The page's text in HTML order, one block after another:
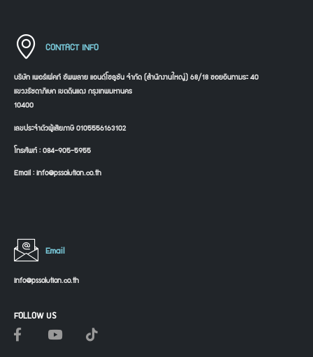
CONTACT INFO
บริษัท เพอร์เฟคท์ ซัพพลาย แอนด์โซลูชัน จำกัด (สำนักงานใหญ่) 68/18 ซอยอินทามระ 40
แขวงรัชดาภิเษก เขตดินแดง กรุงเทพมหานคร
10400
เลขประจำตัวผู้เสียภาษี 0105556163102
โทรศัพท์ : 084-905-5955
Email : info@pssolution.co.th
Email
info@pssolution.co.th
FOLLOW US